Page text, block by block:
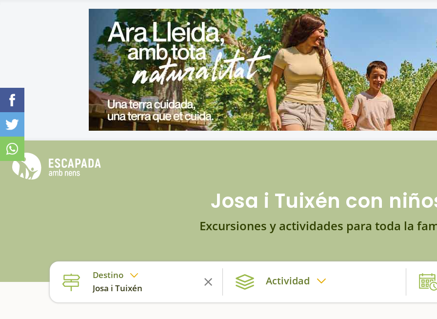
Josa i Tuixén con
Excursiones y actividades para toda la
Destino
Josa i Tuixén
Actividad